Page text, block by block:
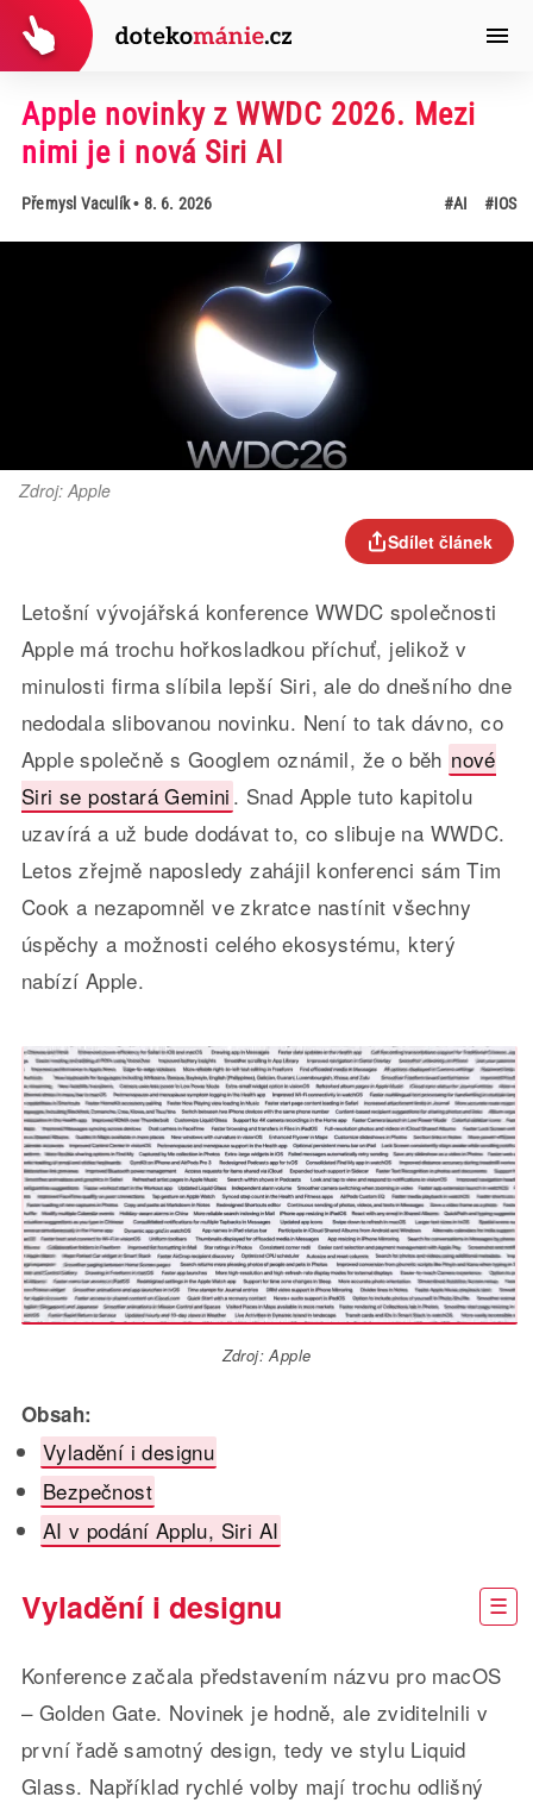
Apple novinky z WWDC 2026. Mezi
nimi je i nová Siri AI
Přemysl Vaculík• 8. 6. 2026 #AI #IOS
Zdroj: Apple
Sdílet článek
Letošní vývojářská konference WWDC společnosti
Apple má trochu hořkosladkou příchuť, jelikož v
minulosti firma slíbila lepší Siri, ale do dnešního dne
nedodala slibovanou novinku. Není to tak dávno, co
Apple společně s Googlem oznámil, že o běh nové
Siri se postará Gemini . Snad Apple tuto kapitolu
uzavírá a už bude dodávat to, co slibuje na WWDC.
Letos zřejmě naposledy zahájil konferenci sám Tim
Cook a nezapomněl ve zkratce nastínit všechny
úspěchy a možnosti celého ekosystému, který
nabízí Apple.
Zdroj: Apple
Obsah:
Vyladění i designu
Bezpečnost
AI v podání Applu, Siri AI
Vyladění i designu
Konference začala představením názvu pro macOS
– Golden Gate. Novinek je hodně, ale zviditelnili v
první řadě samotný design, tedy ve stylu Liquid
Glass. Například rychlé volby mají trochu odlišný